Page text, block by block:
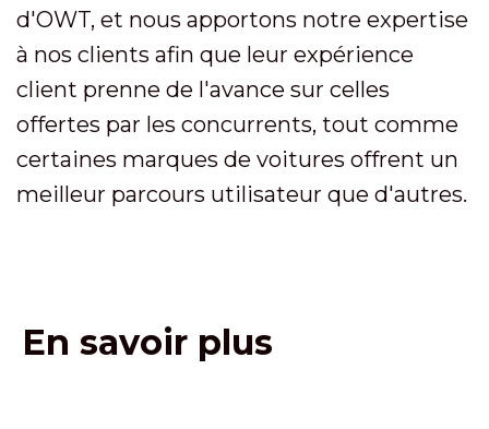
d'OWT, et nous apportons notre expertise
à nos clients afin que leur expérience
client prenne de l'avance sur celles
offertes par les concurrents, tout comme
certaines marques de voitures offrent un
meilleur parcours utilisateur que d'autres.
En savoir plus